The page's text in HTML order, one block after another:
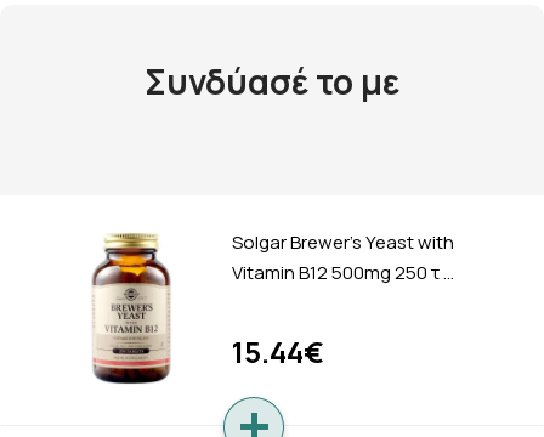
Συνδύασέ το με
Solgar Brewer’s Yeast with
Vitamin B12 500mg 250 τ …
15.44€